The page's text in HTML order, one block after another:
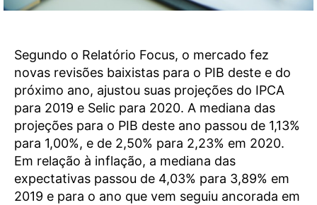
Segundo o Relatório Focus, o mercado fez
novas revisões baixistas para o PIB deste e do
próximo ano, ajustou suas projeções do IPCA
para 2019 e Selic para 2020. A mediana das
projeções para o PIB deste ano passou de 1,13%
para 1,00%, e de 2,50% para 2,23% em 2020.
Em relação à inflação, a mediana das
expectativas passou de 4,03% para 3,89% em
2019 e para o ano que vem seguiu ancorada em